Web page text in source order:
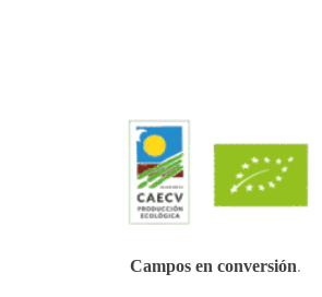
Campos en conversión.